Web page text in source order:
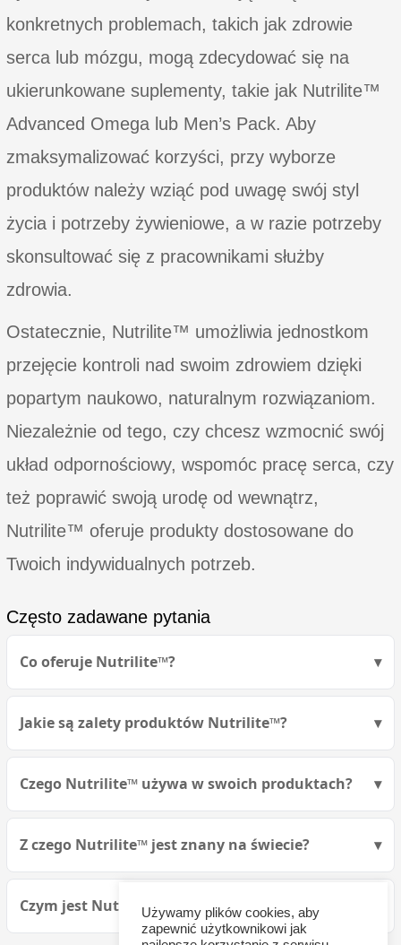
konkretnych problemach, takich jak zdrowie
serca lub mózgu, mogą zdecydować się na
ukierunkowane suplementy, takie jak Nutrilite™
Advanced Omega lub Men’s Pack. Aby
zmaksymalizować korzyści, przy wyborze
produktów należy wziąć pod uwagę swój styl
życia i potrzeby żywieniowe, a w razie potrzeby
skonsultować się z pracownikami służby
zdrowia.
Ostatecznie, Nutrilite™ umożliwia jednostkom
przejęcie kontroli nad swoim zdrowiem dzięki
popartym naukowo, naturalnym rozwiązaniom.
Niezależnie od tego, czy chcesz wzmocnić swój
układ odpornościowy, wspomóc pracę serca, czy
też poprawić swoją urodę od wewnątrz,
Nutrilite™ oferuje produkty dostosowane do
Twoich indywidualnych potrzeb.
Często zadawane pytania
Co oferuje Nutrilite™?
Jakie są zalety produktów Nutrilite™?
Czego Nutrilite™ używa w swoich produktach?
Z czego Nutrilite™ jest znany na świecie?
Czym jest Nutrilite™?Używamy plików cookies, aby
zapewnić użytkownikowi jak